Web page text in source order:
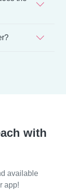
with
available
app!